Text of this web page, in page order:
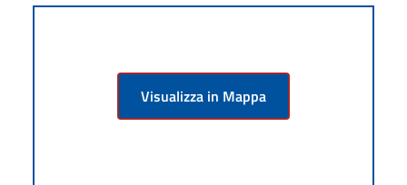
Visualizza in Mappa